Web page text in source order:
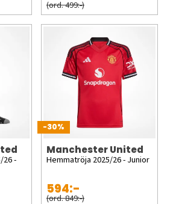
(ord. 499:-)
26 -
-30%
Manchester United
Hemmatröja 2025/26 - Junior
594:-
(ord. 849:-)